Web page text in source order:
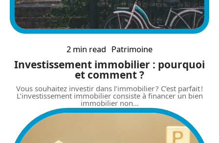
2 min read Patrimoine
Investissement immobilier : pourquoi
et comment ?
Vous souhaitez investir dans l’immobilier ? C’est parfait !
L’investissement immobilier consiste à financer un bien
immobilier non…